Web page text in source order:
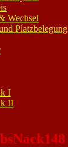
Wechsel
Platzbelegung
I
II